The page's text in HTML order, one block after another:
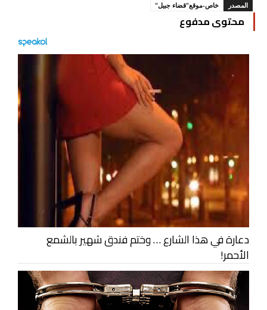
المصدر خاص-موقع"قضاء جبيل"
محتوى مدفوع
دعارة في هذا الشارع … وختم فندق شهير بالشمع
الأحمر!